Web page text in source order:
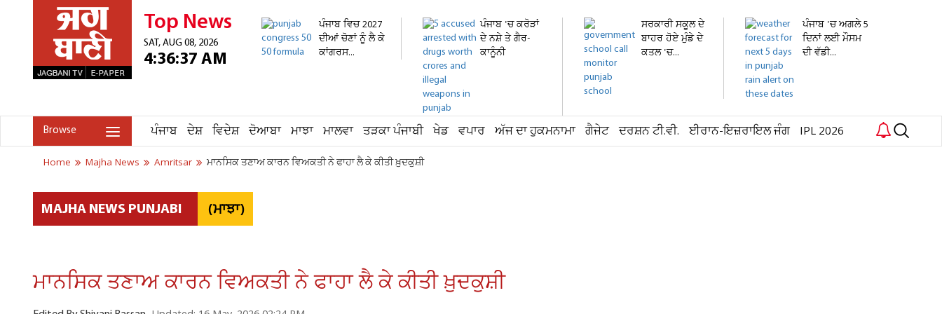
Top News
SAT, AUG 08, 2026
4:36:37 AM
ਪੰਜਾਬ ਵਿਚ 2027
ਦੀਆਂ ਚੋਣਾਂ ਨੂੰ ਲੈ ਕੇ
ਕਾਂਗਰਸ...
ਪੰਜਾਬ 'ਚ ਕਰੋੜਾਂ
ਦੇ ਨਸ਼ੇ ਤੇ ਗੈਰ-
ਕਾਨੂੰਨੀ
ਸਰਕਾਰੀ ਸਕੂਲ ਦੇ
ਬਾਹਰ ਹੋਏ ਮੁੰਡੇ ਦੇ
ਕਤਲ 'ਚ...
ਪੰਜਾਬ 'ਚ ਅਗਲੇ 5
ਦਿਨਾਂ ਲਈ ਮੌਸਮ
ਦੀ ਵੱਡੀ...
Browse ਪੰਜਾਬ ਦੇਸ਼ ਵਿਦੇਸ਼ ਦੋਆਬਾ ਮਾਝਾ ਮਾਲਵਾ ਤੜਕਾ ਪੰਜਾਬੀ ਖੇਡ ਵਪਾਰ ਅੱਜ ਦਾ ਹੁਕਮਨਾਮਾ ਗੈਜੇਟ ਦਰਸ਼ਨ ਟੀ.ਵੀ. ਈਰਾਨ-ਇਜ਼ਰਾਇਲ ਜੰਗ IPL 2026
Home Majha News Amritsar ਮਾਨਸਿਕ ਤਣਾਅ ਕਾਰਨ ਵਿਅਕਤੀ ਨੇ ਫਾਹਾ ਲੈ ਕੇ ਕੀਤੀ ਖ਼ੁਦਕੁਸ਼ੀ
MAJHA NEWS PUNJABI (ਮਾਝਾ)
ਮਾਨਸਿਕ ਤਣਾਅ ਕਾਰਨ ਵਿਅਕਤੀ ਨੇ ਫਾਹਾ ਲੈ ਕੇ ਕੀਤੀ ਖ਼ੁਦਕੁਸ਼ੀ